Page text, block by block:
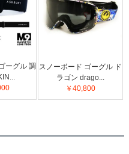
ーグル 調 スノーボード ゴーグル ド
ラゴン drago...
￥40,800